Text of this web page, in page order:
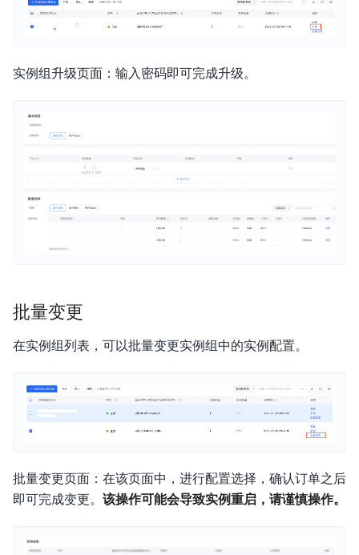
实例组升级页面：输入密码即可完成升级。
批量变更
在实例组列表，可以批量变更实例组中的实例配置。
批量变更页面：在该页面中，进行配置选择，确认订单之后
即可完成变更。 该操作可能会导致实例重启，请谨慎操作。